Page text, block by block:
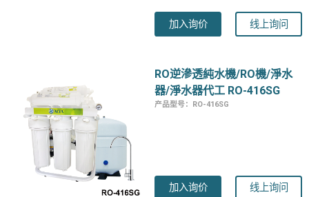
加入询价 线上询问
RO逆滲透純水機/RO機/淨水
器/淨水器代工 RO-416SG
产品型号：RO-416SG
加入询价 线上询问